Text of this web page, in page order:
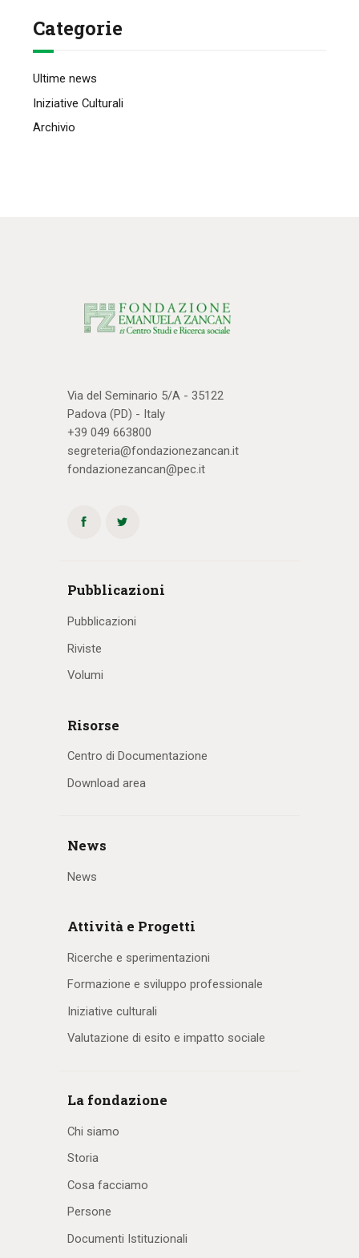
Categorie
Ultime news
Iniziative Culturali
Archivio
Via del Seminario 5/A - 35122
Padova (PD) - Italy
+39 049 663800
segreteria@fondazionezancan.it
fondazionezancan@pec.it
Pubblicazioni
Pubblicazioni
Riviste
Volumi
Risorse
Centro di Documentazione
Download area
News
News
Attività e Progetti
Ricerche e sperimentazioni
Formazione e sviluppo professionale
Iniziative culturali
Valutazione di esito e impatto sociale
La fondazione
Chi siamo
Storia
Cosa facciamo
Persone
Documenti Istituzionali